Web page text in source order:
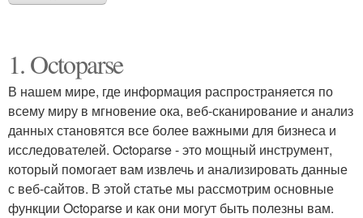
1. Octoparse
В нашем мире, где информация распространяется по
всему миру в мгновение ока, веб-сканирование и анализ
данных становятся все более важными для бизнеса и
исследователей. Octoparse - это мощный инструмент,
который помогает вам извлечь и анализировать данные
с веб-сайтов. В этой статье мы рассмотрим основные
функции Octoparse и как они могут быть полезны вам.